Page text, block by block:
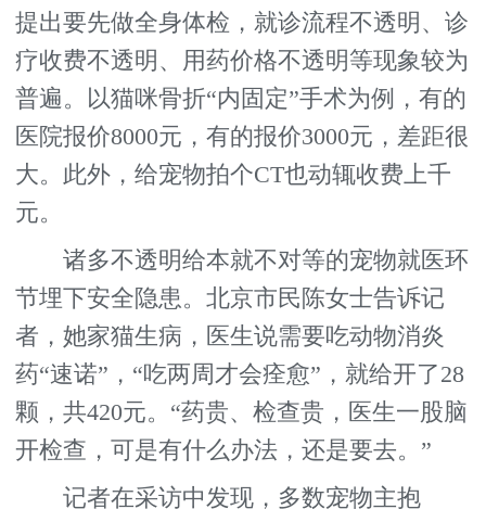
提出要先做全身体检，就诊流程不透明、诊
疗收费不透明、用药价格不透明等现象较为
普遍。以猫咪骨折“内固定”手术为例，有的
医院报价8000元，有的报价3000元，差距很
大。此外，给宠物拍个CT也动辄收费上千
元。
诸多不透明给本就不对等的宠物就医环
节埋下安全隐患。北京市民陈女士告诉记
者，她家猫生病，医生说需要吃动物消炎
药“速诺”，“吃两周才会痊愈”，就给开了28
颗，共420元。“药贵、检查贵，医生一股脑
开检查，可是有什么办法，还是要去。”
记者在采访中发现，多数宠物主抱